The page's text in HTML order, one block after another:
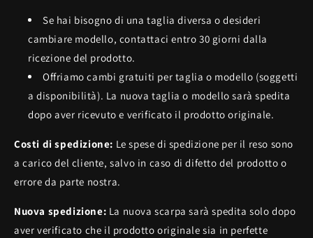
Se hai bisogno di una taglia diversa o desideri
cambiare modello, contattaci entro 30 giorni dalla
ricezione del prodotto.
Offriamo cambi gratuiti per taglia o modello (soggetti
a disponibilità). La nuova taglia o modello sarà spedita
dopo aver ricevuto e verificato il prodotto originale.
Costi di spedizione: Le spese di spedizione per il reso sono
a carico del cliente, salvo in caso di difetto del prodotto o
errore da parte nostra.
Nuova spedizione: La nuova scarpa sarà spedita solo dopo
aver verificato che il prodotto originale sia in perfette